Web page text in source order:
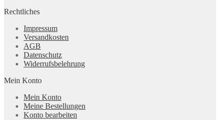
Rechtliches
Impressum
Versandkosten
AGB
Datenschutz
Widerrufsbelehrung
Mein Konto
Mein Konto
Meine Bestellungen
Konto bearbeiten